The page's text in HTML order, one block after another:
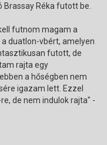
Réka futott be.
futnom magam a
duatlon-vbért, amelyen
futott, de
rajta egy
a hőségben nem
igazam lett. Ezzel
de nem indulok rajta" -